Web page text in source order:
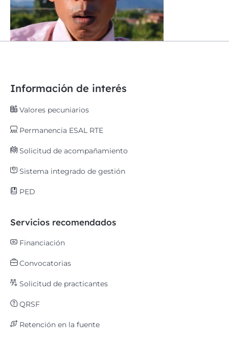
Información de interés
Valores pecuniarios
Permanencia ESAL RTE
Solicitud de acompañamiento
Sistema integrado de gestión
PED
Servicios recomendados
Financiación
Convocatorias
Solicitud de practicantes
QRSF
Retención en la fuente